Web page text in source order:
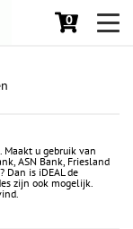
0
u gebruik van
ASN Bank, Friesland
Dan is iDEAL de
zijn ook mogelijk.